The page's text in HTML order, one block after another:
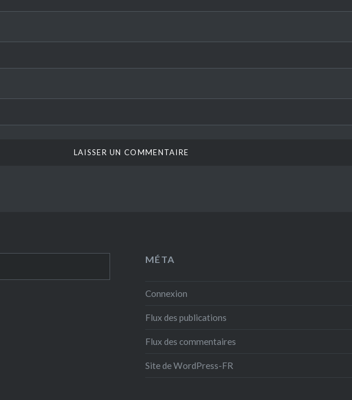
MÉTA
Connexion
Flux des publications
Flux des commentaires
Site de WordPress-FR